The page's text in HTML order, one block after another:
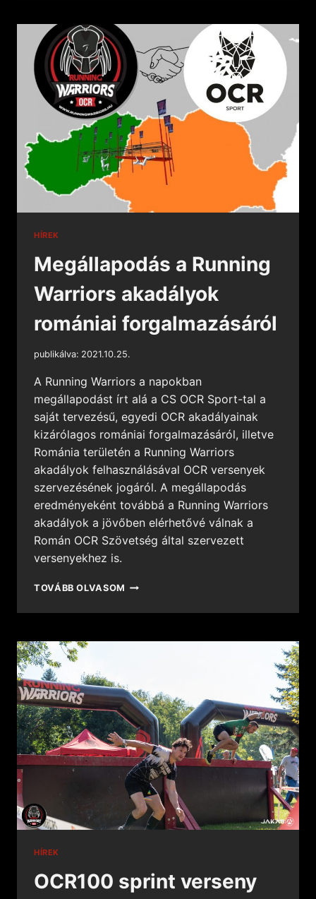
HÍREK
Megállapodás a Running
Warriors akadályok
romániai forgalmazásáról
publikálva: 2021.10.25.
A Running Warriors a napokban
megállapodást írt alá a CS OCR Sport-tal a
saját tervezésű, egyedi OCR akadályainak
kizárólagos romániai forgalmazásáról, illetve
Románia területén a Running Warriors
akadályok felhasználásával OCR versenyek
szervezésének jogáról. A megállapodás
eredményeként továbbá a Running Warriors
akadályok a jövőben elérhetővé válnak a
Román OCR Szövetség által szervezett
versenyekhez is.
TOVÁBB OLVASOM
HÍREK
OCR100 sprint verseny